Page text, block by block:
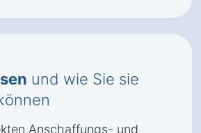
und wie Sie sie
Anschaffungs- und